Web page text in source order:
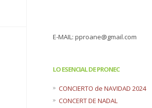
E-MAIL: pproane@gmail.com
LO ESENCIAL DE PRONEC
CONCIERTO de NAVIDAD 2024
CONCERT DE NADAL